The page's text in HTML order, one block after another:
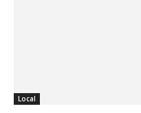
Local